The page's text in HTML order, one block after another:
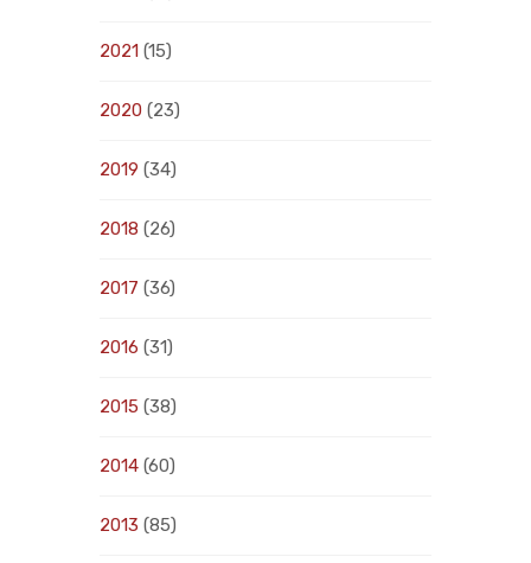
2021 (15)
2020 (23)
2019 (34)
2018 (26)
2017 (36)
2016 (31)
2015 (38)
2014 (60)
2013 (85)